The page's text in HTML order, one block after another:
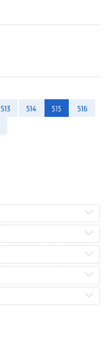
513 514 515
516